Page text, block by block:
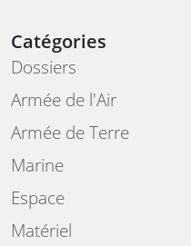
Catégories
Dossiers
Armée de l'Air
Armée de Terre
Marine
Espace
Matériel